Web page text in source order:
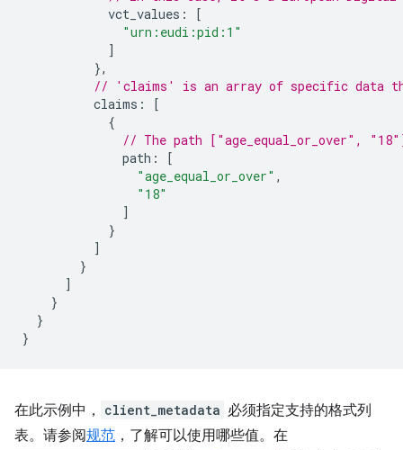
vct_values :
[
"urn:eudi:pid:1"
]
},
// 'claims' is an array of specific data
claims :
[
{
// The path ["age_equal_or_over",
path :
[
"age_equal_or_over" ,
"18"
]
}
]
}
]
}
}
}
在此示例中， client_metadata 必须指定支持的格式列
表。请参阅规范 ，了解可以使用哪些值。在